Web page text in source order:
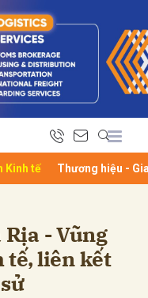
Kinh tế Thương hiệu -
- Vũng
tế, liên kết
Hủy